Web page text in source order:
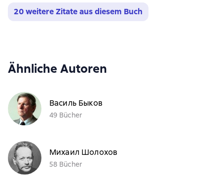
20 weitere Zitate aus diesem Buch
Ähnliche Autoren
Василь Быков
49 Bücher
Михаил Шолохов
58 Bücher